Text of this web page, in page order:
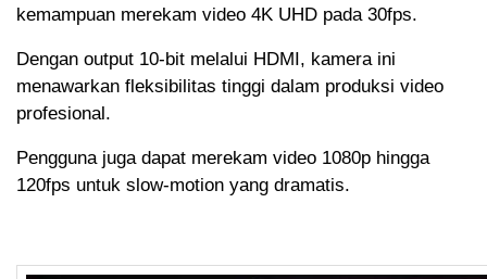
kemampuan merekam video 4K UHD pada 30fps.
Dengan output 10-bit melalui HDMI, kamera ini
menawarkan fleksibilitas tinggi dalam produksi video
profesional.
Pengguna juga dapat merekam video 1080p hingga
120fps untuk slow-motion yang dramatis.